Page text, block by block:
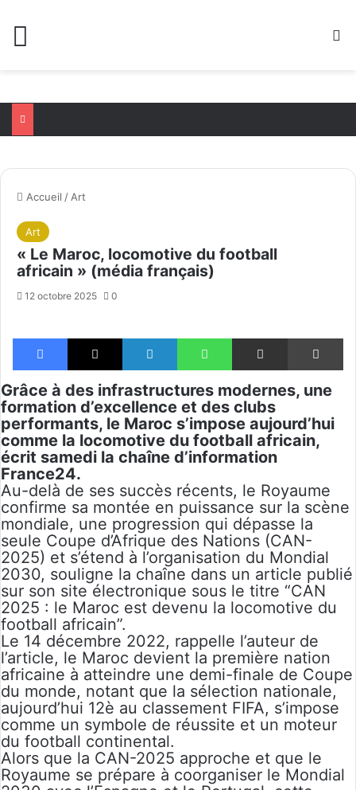
Accueil / Art
Art
« Le Maroc, locomotive du football
africain » (média français)
12 octobre 2025 0
Facebook X Linkedin WhatsApp Partager par email
Grâce à des infrastructures modernes, une
formation d’excellence et des clubs
performants, le Maroc s’impose aujourd’hui
comme la locomotive du football africain,
écrit samedi la chaîne d’information
France24.
Au-delà de ses succès récents, le Royaume
confirme sa montée en puissance sur la scène
mondiale, une progression qui dépasse la
seule Coupe d’Afrique des Nations (CAN-
2025) et s’étend à l’organisation du Mondial
2030, souligne la chaîne dans un article publié
sur son site électronique sous le titre “CAN
2025 : le Maroc est devenu la locomotive du
football africain”.
Le 14 décembre 2022, rappelle l’auteur de
l’article, le Maroc devient la première nation
africaine à atteindre une demi-finale de Coupe
du monde, notant que la sélection nationale,
aujourd’hui 12è au classement FIFA, s’impose
comme un symbole de réussite et un moteur
du football continental.
Alors que la CAN-2025 approche et que le
Royaume se prépare à coorganiser le Mondial